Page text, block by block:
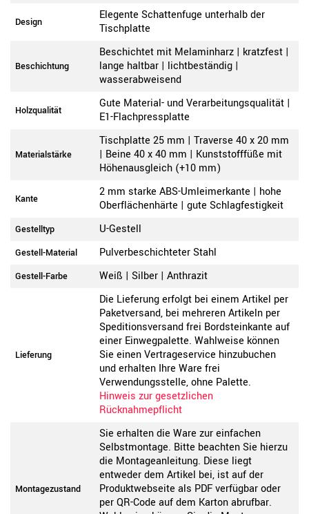
Design
Elegente Schattenfuge unterhalb der
Tischplatte
Beschichtung
Beschichtet mit Melaminharz | kratzfest |
lange haltbar | lichtbeständig |
wasserabweisend
Holzqualität
Gute Material- und Verarbeitungsqualität |
E1-Flachpressplatte
Materialstärke
Tischplatte 25 mm | Traverse 40 x 20 mm
| Beine 40 x 40 mm | Kunststofffüße mit
Höhenausgleich (+10 mm)
Kante
2 mm starke ABS-Umleimerkante | hohe
Oberflächenhärte | gute Schlagfestigkeit
Gestelltyp U-Gestell
Gestell-Material Pulverbeschichteter Stahl
Gestell-Farbe Weiß | Silber | Anthrazit
Lieferung
Die Lieferung erfolgt bei einem Artikel per
Paketversand, bei mehreren Artikeln per
Speditionsversand frei Bordsteinkante auf
einer Einwegpalette. Wahlweise können
Sie einen Vertrageservice hinzubuchen
und erhalten Ihre Ware frei
Verwendungsstelle, ohne Palette.
Hinweis zur gesetzlichen
Rücknahmepflicht
Montagezustand
Sie erhalten die Ware zur einfachen
Selbstmontage. Bitte beachten Sie hierzu
die Montageanleitung. Diese liegt
entweder dem Artikel bei, ist auf der
Produktwebseite als PDF verfügbar oder
per QR-Code auf dem Karton abrufbar.